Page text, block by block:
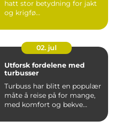
hatt stor betydning for jakt
og krigfø...
02. jul
Utforsk fordelene med
turbusser
Turbuss har blitt en populær
måte å reise på for mange,
med komfort og bekve...